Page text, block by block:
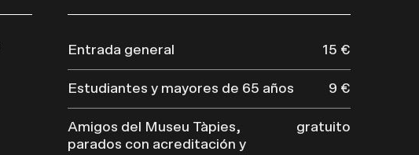
Entrada general 15 €
Estudiantes y mayores de 65 años 9 €
Amigos del Museu Tàpies,
parados con acreditación y
gratuito